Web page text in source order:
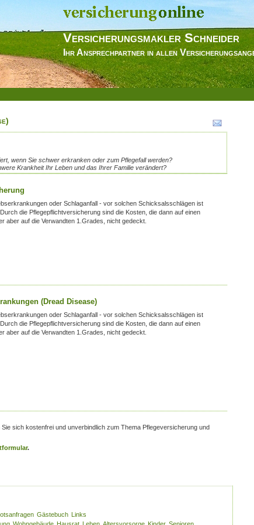
Versicherungsmakler Schneider
Ihr Ansprechpartner in allen
wenn Sie schwer erkranken oder zum Pflegefall werden?
Krankheit Ihr Leben und das Ihrer Familie verändert?
oder Schlaganfall - vor solchen Schicksalsschlägen ist
die Pflegepflichtversicherung sind die Kosten, die dann auf einen
aber auf die Verwandten 1.Grades, nicht gedeckt.
(Dread Disease)
oder Schlaganfall - vor solchen Schicksalsschlägen ist
die Pflegepflichtversicherung sind die Kosten, die dann auf einen
aber auf die Verwandten 1.Grades, nicht gedeckt.
sich kostenfrei und unverbindlich zum Thema Pflegeversicherung und
.
Gästebuch Links